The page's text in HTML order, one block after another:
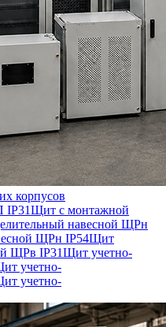
корпусов
Щит с монтажной
навесной ЩРн
ЩРн IP54Щит
ЩРв IP31Щит учетно-
учетно-
учетно-